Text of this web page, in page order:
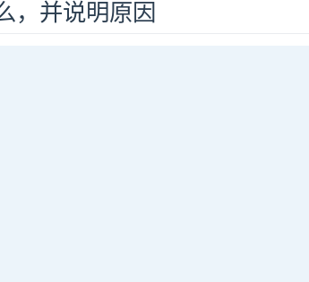
，并说明原因